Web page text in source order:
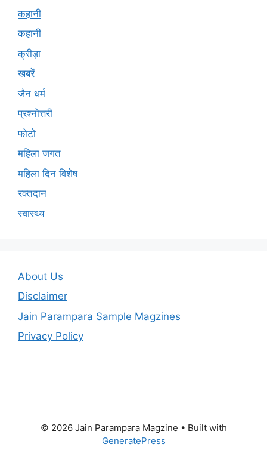
कहानी
कहानी
क्रीड़ा
खबरें
जैन धर्म
प्रश्नोत्तरी
फोटो
महिला जगत
महिला दिन विशेष
रक्तदान
स्वास्थ्य
About Us
Disclaimer
Jain Parampara Sample Magzines
Privacy Policy
© 2026 Jain Parampara Magzine • Built with
GeneratePress